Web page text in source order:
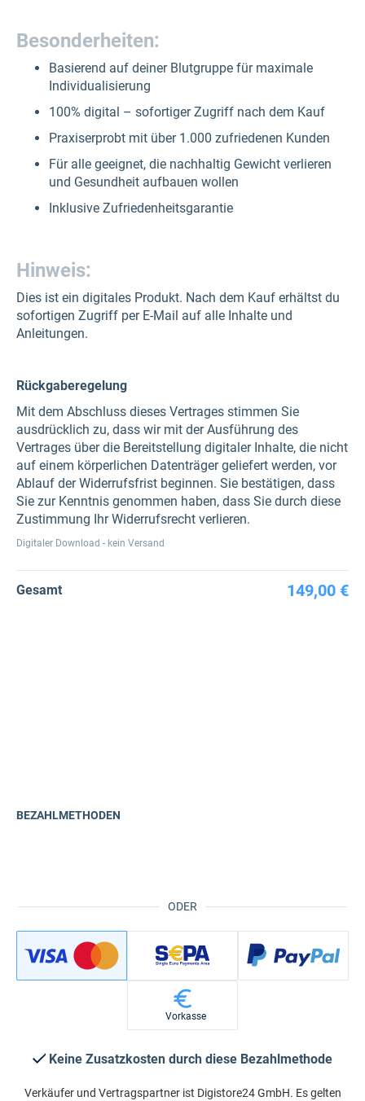
Besonderheiten:
Basierend auf deiner Blutgruppe für maximale
Individualisierung
100% digital – sofortiger Zugriff nach dem Kauf
Praxiserprobt mit über 1.000 zufriedenen Kunden
Für alle geeignet, die nachhaltig Gewicht verlieren
und Gesundheit aufbauen wollen
Inklusive Zufriedenheitsgarantie
Hinweis:
Dies ist ein digitales Produkt. Nach dem Kauf erhältst du
sofortigen Zugriff per E-Mail auf alle Inhalte und
Anleitungen.
Rückgaberegelung
Mit dem Abschluss dieses Vertrages stimmen Sie
ausdrücklich zu, dass wir mit der Ausführung des
Vertrages über die Bereitstellung digitaler Inhalte, die nicht
auf einem körperlichen Datenträger geliefert werden, vor
Ablauf der Widerrufsfrist beginnen. Sie bestätigen, dass
Sie zur Kenntnis genommen haben, dass Sie durch diese
Zustimmung Ihr Widerrufsrecht verlieren.
Digitaler Download - kein Versand
Gesamt 149,00 €
ODER
BEZAHLMETHODEN
Vorkasse
Keine Zusatzkosten durch diese Bezahlmethode
Verkäufer und Vertragspartner ist Digistore24 GmbH. Es gelten